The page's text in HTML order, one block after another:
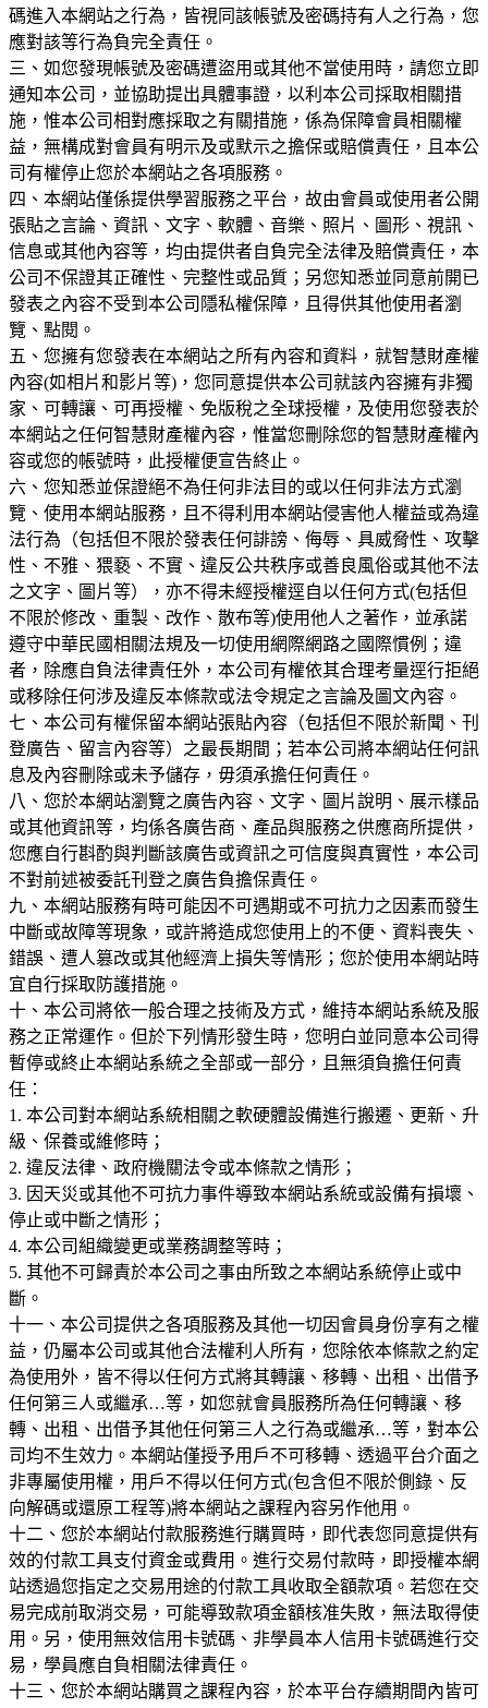
碼進入本網站之行為，皆視同該帳號及密碼持有人之行為，您
應對該等行為負完全責任。
三、如您發現帳號及密碼遭盜用或其他不當使用時，請您立即
通知本公司，並協助提出具體事證，以利本公司採取相關措
施，惟本公司相對應採取之有關措施，係為保障會員相關權
益，無構成對會員有明示及或默示之擔保或賠償責任，且本公
司有權停止您於本網站之各項服務。
四、本網站僅係提供學習服務之平台，故由會員或使用者公開
張貼之言論、資訊、文字、軟體、音樂、照片、圖形、視訊、
信息或其他內容等，均由提供者自負完全法律及賠償責任，本
公司不保證其正確性、完整性或品質；另您知悉並同意前開已
發表之內容不受到本公司隱私權保障，且得供其他使用者瀏
覽、點閱。
五、您擁有您發表在本網站之所有內容和資料，就智慧財產權
內容(如相片和影片等)，您同意提供本公司就該內容擁有非獨
家、可轉讓、可再授權、免版稅之全球授權，及使用您發表於
本網站之任何智慧財產權內容，惟當您刪除您的智慧財產權內
容或您的帳號時，此授權便宣告終止。
六、您知悉並保證絕不為任何非法目的或以任何非法方式瀏
覽、使用本網站服務，且不得利用本網站侵害他人權益或為違
法行為（包括但不限於發表任何誹謗、侮辱、具威脅性、攻擊
性、不雅、猥褻、不實、違反公共秩序或善良風俗或其他不法
之文字、圖片等），亦不得未經授權逕自以任何方式(包括但
不限於修改、重製、改作、散布等)使用他人之著作，並承諾
遵守中華民國相關法規及一切使用網際網路之國際慣例；違
者，除應自負法律責任外，本公司有權依其合理考量逕行拒絕
或移除任何涉及違反本條款或法令規定之言論及圖文內容。
七、本公司有權保留本網站張貼內容（包括但不限於新聞、刊
登廣告、留言內容等）之最長期間；若本公司將本網站任何訊
息及內容刪除或未予儲存，毋須承擔任何責任。
八、您於本網站瀏覽之廣告內容、文字、圖片說明、展示樣品
或其他資訊等，均係各廣告商、產品與服務之供應商所提供，
您應自行斟酌與判斷該廣告或資訊之可信度與真實性，本公司
不對前述被委託刊登之廣告負擔保責任。
九、本網站服務有時可能因不可遇期或不可抗力之因素而發生
中斷或故障等現象，或許將造成您使用上的不便、資料喪失、
錯誤、遭人篡改或其他經濟上損失等情形；您於使用本網站時
宜自行採取防護措施。
十、本公司將依一般合理之技術及方式，維持本網站系統及服
務之正常運作。但於下列情形發生時，您明白並同意本公司得
暫停或終止本網站系統之全部或一部分，且無須負擔任何責
任：
1. 本公司對本網站系統相關之軟硬體設備進行搬遷、更新、升
級、保養或維修時；
2. 違反法律、政府機關法令或本條款之情形；
3. 因天災或其他不可抗力事件導致本網站系統或設備有損壞、
停止或中斷之情形；
4. 本公司組織變更或業務調整等時；
5. 其他不可歸責於本公司之事由所致之本網站系統停止或中
斷。
十一、本公司提供之各項服務及其他一切因會員身份享有之權
益，仍屬本公司或其他合法權利人所有，您除依本條款之約定
為使用外，皆不得以任何方式將其轉讓、移轉、出租、出借予
任何第三人或繼承…等，如您就會員服務所為任何轉讓、移
轉、出租、出借予其他任何第三人之行為或繼承…等，對本公
司均不生效力。本網站僅授予用戶不可移轉、透過平台介面之
非專屬使用權，用戶不得以任何方式(包含但不限於側錄、反
向解碼或還原工程等)將本網站之課程內容另作他用。
十二、您於本網站付款服務進行購買時，即代表您同意提供有
效的付款工具支付資金或費用。進行交易付款時，即授權本網
站透過您指定之交易用途的付款工具收取全額款項。若您在交
易完成前取消交易，可能導致款項金額核准失敗，無法取得使
用。另，使用無效信用卡號碼、非學員本人信用卡號碼進行交
易，學員應自負相關法律責任。
十三、您於本網站購買之課程內容，於本平台存續期間內皆可